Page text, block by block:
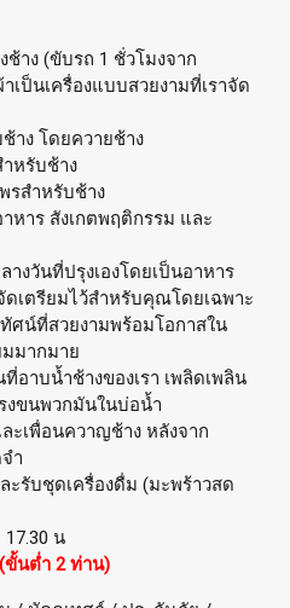
ช้าง (ขับรถ 1 ชั่วโมงจาก
เป็นเครื่องแบบสวยงามที่เราจัด
ช้าง โดยควายช้าง
หรับช้าง
รสำหรับช้าง
หาร สังเกตพฤติกรรม และ
างวันที่ปรุงเองโดยเป็นอาหาร
ดเตรียมไว้สำหรับคุณโดยเฉพาะ
ศน์ที่สวยงามพร้อมโอกาสใน
มากมาย
อาบน้ำช้างของเรา เพลิดเพลิน
งขนพวกมันในบ่อน้ำ
ะเพื่อนควาญช้าง หลังจาก
ำ
ะรับชุดเครื่องดื่ม (มะพร้าวสด
17.30 น
ขั้นต่ำ 2 ท่าน)